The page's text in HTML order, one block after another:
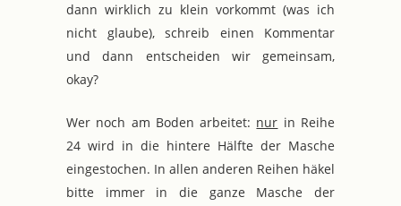
dann wirklich zu klein vorkommt (was ich
nicht glaube), schreib einen Kommentar
und dann entscheiden wir gemeinsam,
okay?
Wer noch am Boden arbeitet: nur in Reihe
24 wird in die hintere Hälfte der Masche
eingestochen. In allen anderen Reihen häkel
bitte immer in die ganze Masche der